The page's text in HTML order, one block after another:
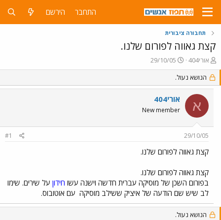
התחבר הירשם
תחבורה ציבורית
קצת גאווה לפורום שלנו.
פ
ו
ת
ח
נ
אורי404
פ
ו
ר
ס
ם
ב
ת
ך
29/10/05
הנושא נעול.
א אורי404
New member
29/10/05
#1
קצת גאווה לפורום שלנו.
קצת גאווה לפורום שלנו.
בפורום השכן של מוסיקה עברית חדשה וישנה עשו חידון על שירים. שימו
לב שיש שם הודעה של איציק ששילב מוסיקה עם אוטובוס.
הנושא נעול.